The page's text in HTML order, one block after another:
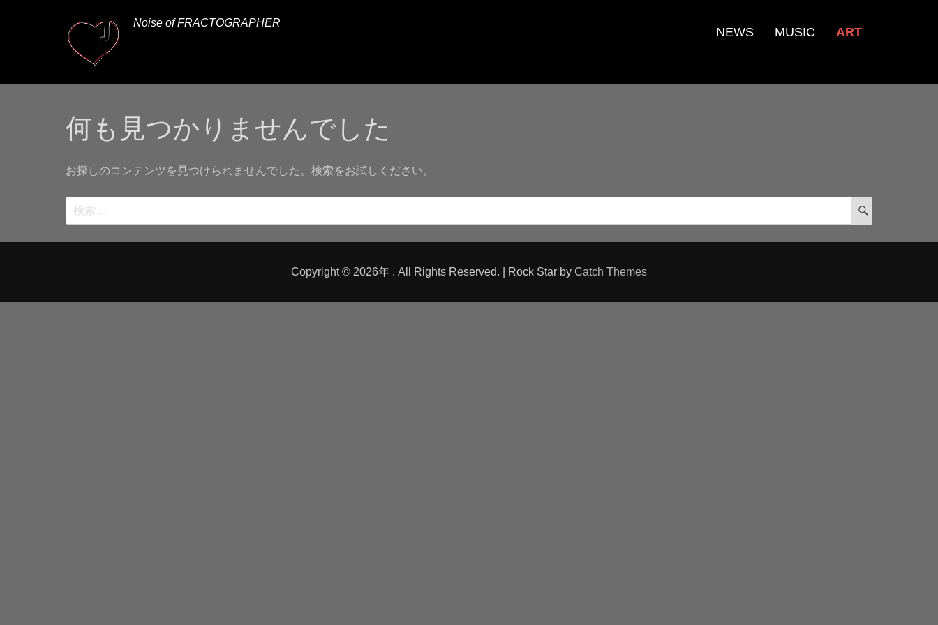
Noise of FRACTOGRAPHER
NEWS MUSIC ART
何も見つかりませんでした
お探しのコンテンツを見つけられませんでした。検索をお試しください。
検
索:
Copyright © 2026年 . All Rights Reserved. | Rock Star by Catch Themes